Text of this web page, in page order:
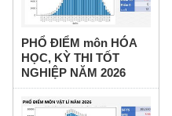
PHỔ ĐIỂM môn HÓA
HỌC, KỲ THI TỐT
NGHIỆP NĂM 2026